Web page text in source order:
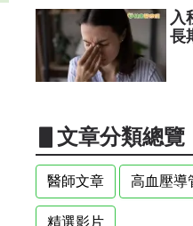
入
長
▋文章分類總覽
醫師文章 高血壓導
精選影片